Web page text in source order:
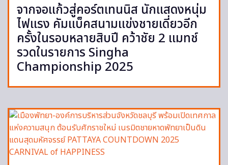
จากจอแก้วสู่คอร์ตเทนนิส นักแสดงหนุ่ม
ไฟแรง คัมแบ็คสนามแข่งชายเดี่ยวอีก
ครั้งในรอบหลายสิบปี คว้าชัย 2 แมทช์
รวดในรายการ Singha
Championship 2025